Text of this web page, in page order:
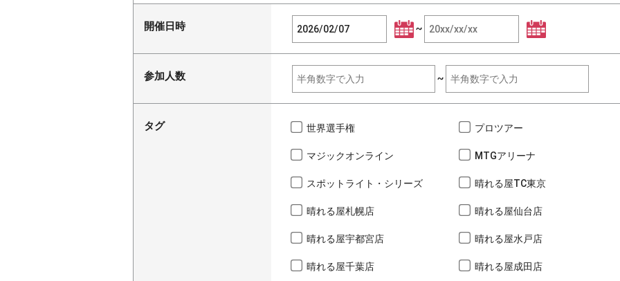
開催日時 ~
参加人数 ~
タグ 世界選手権 プロツアー
マジックオンライン MTGアリーナ
スポットライト・シリーズ 晴れる屋TC東京
晴れる屋札幌店 晴れる屋仙台店
晴れる屋宇都宮店 晴れる屋水戸店
晴れる屋千葉店 晴れる屋成田店